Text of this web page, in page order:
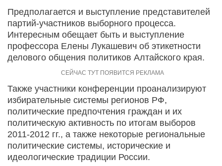
Предполагается и выступление представителей
партий-участников выборного процесса.
Интересным обещает быть и выступление
профессора Елены Лукашевич об этикетности
делового общения политиков Алтайского края.
Также участники конференции проанализируют
избирательные системы регионов РФ,
политические предпочтения граждан и их
политическую активность по итогам выборов
2011-2012 гг., а также некоторые региональные
политические системы, исторические и
идеологические традиции России.